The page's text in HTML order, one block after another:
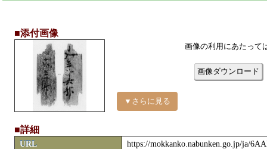
■添付画像
▼さらに見る
画像の利用にあたって
画像ダウンロード
■詳細
URL
https://mokkanko.nabunken.go.jp/ja/